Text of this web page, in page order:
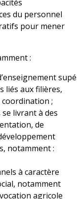
du personnel
pour mener
:
liés aux filières,
;
livrant à des
de
notamment :
à caractère
notamment
agricole